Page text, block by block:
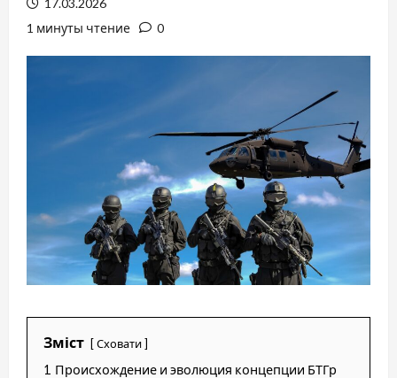
17.03.2026
1 минуты чтение
0
Зміст Сховати
1 Происхождение и эволюция концепции БТГр